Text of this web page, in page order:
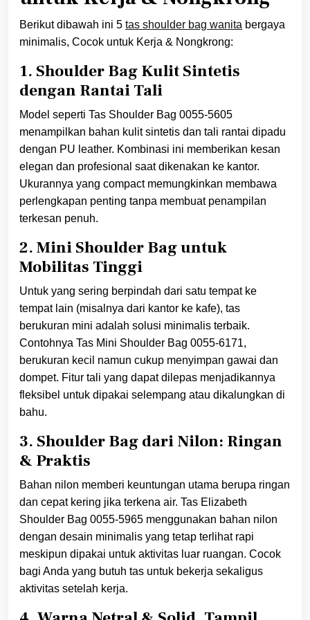
Berikut dibawah ini 5 tas shoulder bag wanita bergaya
minimalis, Cocok untuk Kerja & Nongkrong:
1. Shoulder Bag Kulit Sintetis
dengan Rantai Tali
Model seperti Tas Shoulder Bag 0055-5605
menampilkan bahan kulit sintetis dan tali rantai dipadu
dengan PU leather. Kombinasi ini memberikan kesan
elegan dan profesional saat dikenakan ke kantor.
Ukurannya yang compact memungkinkan membawa
perlengkapan penting tanpa membuat penampilan
terkesan penuh.
2. Mini Shoulder Bag untuk
Mobilitas Tinggi
Untuk yang sering berpindah dari satu tempat ke
tempat lain (misalnya dari kantor ke kafe), tas
berukuran mini adalah solusi minimalis terbaik.
Contohnya Tas Mini Shoulder Bag 0055-6171,
berukuran kecil namun cukup menyimpan gawai dan
dompet. Fitur tali yang dapat dilepas menjadikannya
fleksibel untuk dipakai selempang atau dikalungkan di
bahu.
3. Shoulder Bag dari Nilon: Ringan
& Praktis
Bahan nilon memberi keuntungan utama berupa ringan
dan cepat kering jika terkena air. Tas Elizabeth
Shoulder Bag 0055-5965 menggunakan bahan nilon
dengan desain minimalis yang tetap terlihat rapi
meskipun dipakai untuk aktivitas luar ruangan. Cocok
bagi Anda yang butuh tas untuk bekerja sekaligus
aktivitas setelah kerja.